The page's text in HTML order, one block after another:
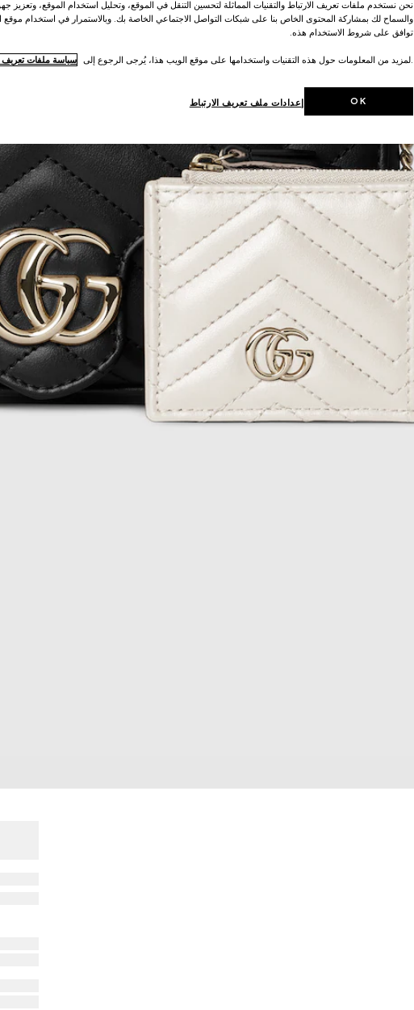
نحن نستخدم ملفات تعريف الارتباط والتقنيات المماثلة لتحسين التنقل في الموقع، وتحليل استخدام الموقع، وتعزيز
والسماح لك بمشاركة المحتوى الخاص بنا على شبكات التواصل الاجتماعي الخاصة بك. وبالاستمرار في استخدام موقع
توافق على شروط الاستخدام هذه.
.لمزيد من المعلومات حول هذه التقنيات واستخدامها على موقع الويب هذا، يُرجى الرجوع إلى سياسة ملفات تعريف
إعدادات ملف تعريف الارتباط OK